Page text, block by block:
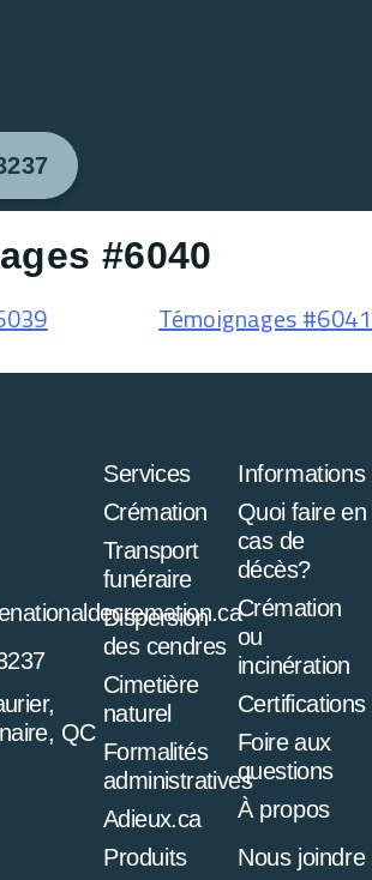
#6040
Témoignages #6041
QC
Services
Crémation
Transport
funéraire
Dispersion
des cendres
Cimetière
naturel
Formalités
administratives
Adieux.ca
Produits
Informations
Quoi faire en
cas de
décès?
Crémation
ou
incinération
Certifications
Foire aux
questions
À propos
Nous joindre